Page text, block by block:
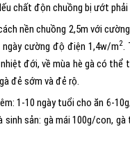
chất độn chuồng bị ướt phải
nền chuồng 2,5m với
ngày cường độ điện 1,4w/m2.
đới, về mùa hè gà có thể
đẻ sớm và đẻ rộ.
1-10 ngày tuổi cho ăn 6-
sinh sản: gà mái 100g/con,